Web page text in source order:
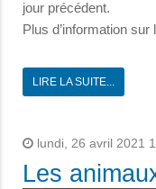
jour précédent.
Plus d’information sur
LIRE LA SUITE...
lundi, 26 avril 2021
Les